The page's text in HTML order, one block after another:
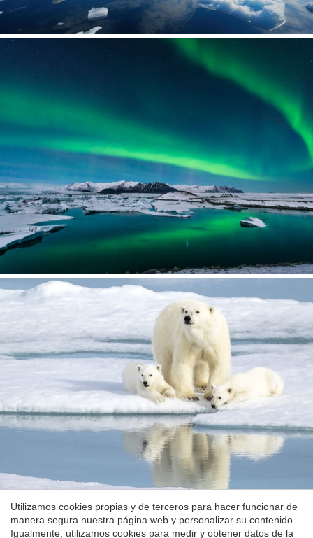
Utilizamos cookies propias y de terceros para hacer funcionar de
manera segura nuestra página web y personalizar su contenido.
Igualmente, utilizamos cookies para medir y obtener datos de la
Guardar configuración Aceptar todas